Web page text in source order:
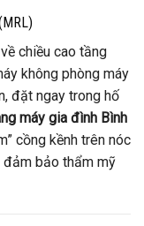
chiều cao tầng
không phòng máy
đặt ngay trong hố
máy gia đình Bình
cồng kềnh trên nóc
đảm bảo thẩm mỹ